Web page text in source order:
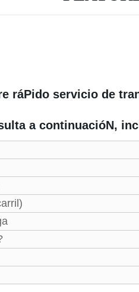
ráPido servicio de
a continuacióN,